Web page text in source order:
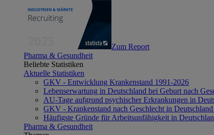
Zum Report
Pharma & Gesundheit
Beliebte Statistiken
Aktuelle Statistiken
GKV - Entwicklung Krankenstand 1991-2026
Lebenserwartung in Deutschland bei Geburt nach
AU-Tage aufgrund psychischer Erkrankungen in
GKV - Krankenstand nach Geschlecht in
Häufigste Gründe für Arbeitsunfähigkeit in
Pharma & Gesundheit